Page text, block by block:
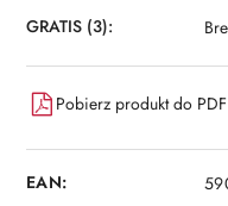
GRATIS (3):
Pobierz produkt do PDF
EAN: